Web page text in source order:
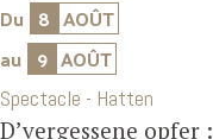
Du 8 AOÛT
au 9 AOÛT
Spectacle - Hatten
D’vergessene opfer :